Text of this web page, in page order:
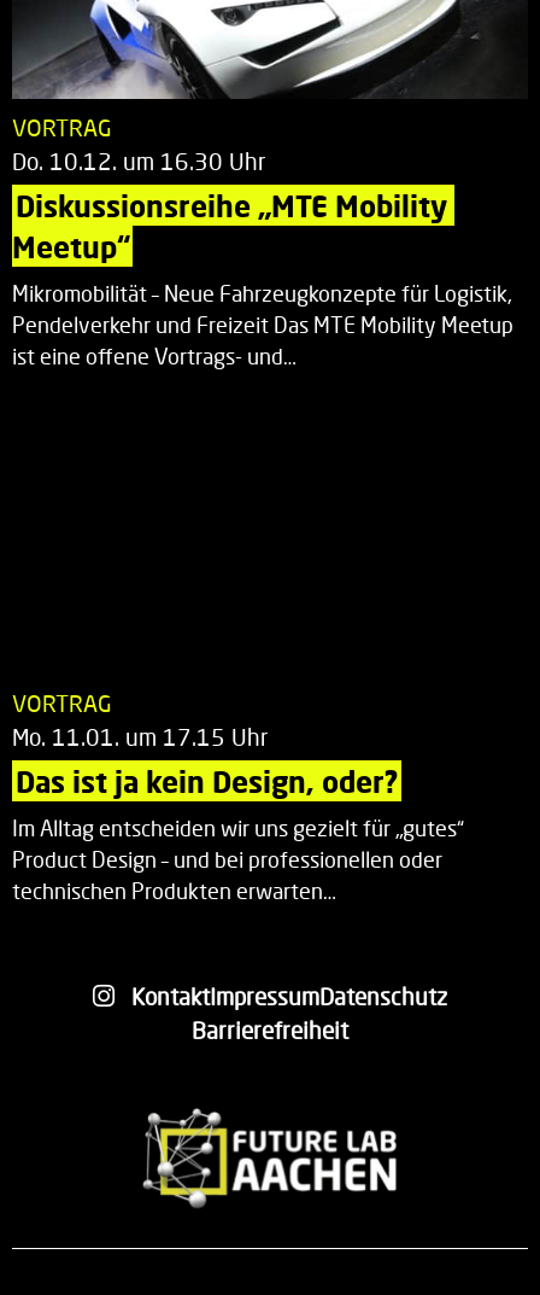
VORTRAG
Do. 10.12. um 16.30 Uhr
Diskussionsreihe „MTE Mobility
Meetup“
Mikromobilität – Neue Fahrzeugkonzepte für Logistik,
Pendelverkehr und Freizeit Das MTE Mobility Meetup
ist eine offene Vortrags- und…
VORTRAG
Mo. 11.01. um 17.15 Uhr
Das ist ja kein Design, oder?
Im Alltag entscheiden wir uns gezielt für „gutes“
Product Design – und bei professionellen oder
technischen Produkten erwarten…
KontaktImpressumDatenschutz
Barrierefreiheit